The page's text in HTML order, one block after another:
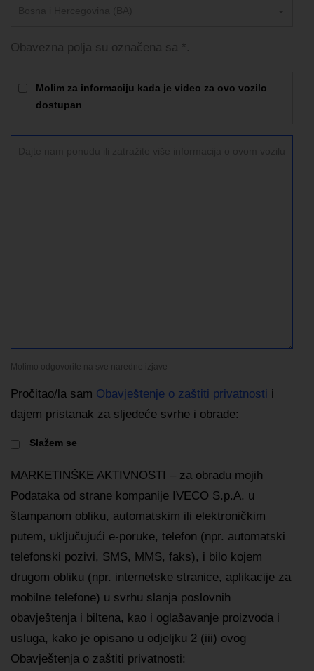
Obavezna polja su označena sa *.
Molim za informaciju kada je video za ovo vozilo
dostupan
Molimo odgovorite na sve naredne izjave
Pročitao/la sam Obavještenje o zaštiti privatnosti i
dajem pristanak za sljedeće svrhe i obrade:
Slažem se
MARKETINŠKE AKTIVNOSTI – za obradu mojih
Podataka od strane kompanije IVECO S.p.A. u
štampanom obliku, automatskim ili elektroničkim
putem, uključujući e-poruke, telefon (npr. automatski
telefonski pozivi, SMS, MMS, faks), i bilo kojem
drugom obliku (npr. internetske stranice, aplikacije za
mobilne telefone) u svrhu slanja poslovnih
obavještenja i biltena, kao i oglašavanje proizvoda i
usluga, kako je opisano u odjeljku 2 (iii) ovog
Obavještenja o zaštiti privatnosti: